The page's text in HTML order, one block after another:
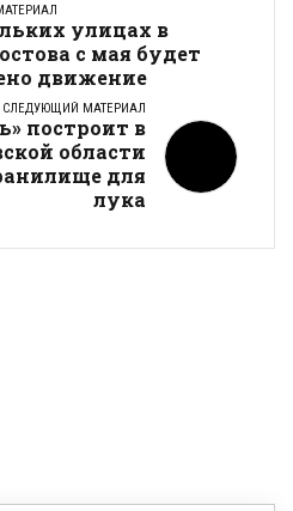
улицах в
с мая будет
движение
СЛЕДУЮЩИЙ МАТЕРИАЛ
построит в
области
для
лука